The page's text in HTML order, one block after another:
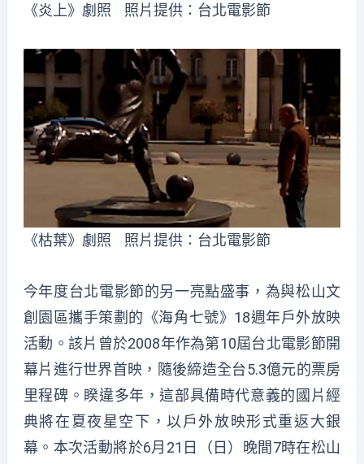
《炎上》劇照 照片提供：台北電影節
《枯葉》劇照 照片提供：台北電影節
今年度台北電影節的另一亮點盛事，為與松山文
創園區攜手策劃的《海角七號》18週年戶外放映
活動。該片曾於2008年作為第10屆台北電影節開
幕片進行世界首映，隨後締造全台5.3億元的票房
里程碑。睽違多年，這部具備時代意義的國片經
典將在夏夜星空下，以戶外放映形式重返大銀
幕。本次活動將於6月21日（日）晚間7時在松山